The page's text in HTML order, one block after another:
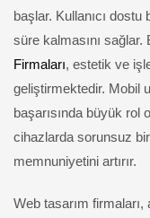
başlar. Kullanıcı
süre kalmasını
Firmaları, estetik ve
geliştirmektedir. Mobil
başarısında büyük rol
cihazlarda sorunsuz
memnuniyetini artırır.
Web tasarım